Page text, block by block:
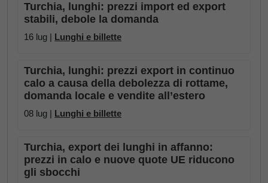
Turchia, lunghi: prezzi import ed export
stabili, debole la domanda
16 lug | Lunghi e billette
Turchia, lunghi: prezzi export in continuo
calo a causa della debolezza di rottame,
domanda locale e vendite all’estero
08 lug | Lunghi e billette
Turchia, export dei lunghi in affanno:
prezzi in calo e nuove quote UE riducono
gli sbocchi